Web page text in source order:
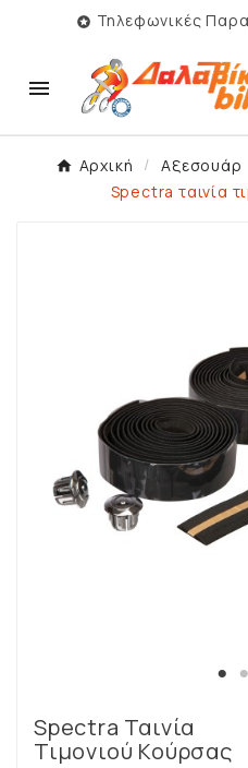
 Τηλεφωνικές

Αρχική Αξεσουάρ
Spectra ταινία
Spectra Ταινία
Τιμονιού Κούρσας